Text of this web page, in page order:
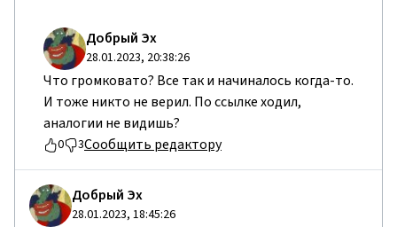
Добрый Эх
28.01.2023, 20:38:26
Что громковато? Все так и начиналось когда-то.
И тоже никто не верил. По ссылке ходил,
аналогии не видишь?
0 3Сообщить редактору
Добрый Эх
28.01.2023, 18:45:26